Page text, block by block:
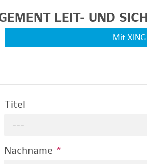
LEIT- UND
Mit
Titel
---
Nachname *